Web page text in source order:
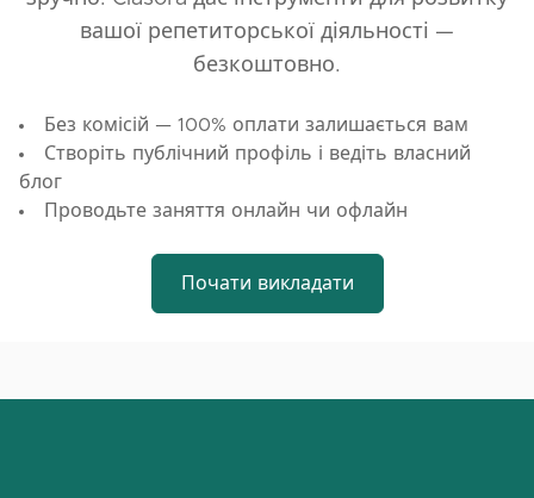
вашої репетиторської діяльності —
безкоштовно.
Без комісій — 100% оплати залишається вам
Створіть публічний профіль і ведіть власний
блог
Проводьте заняття онлайн чи офлайн
Почати викладати